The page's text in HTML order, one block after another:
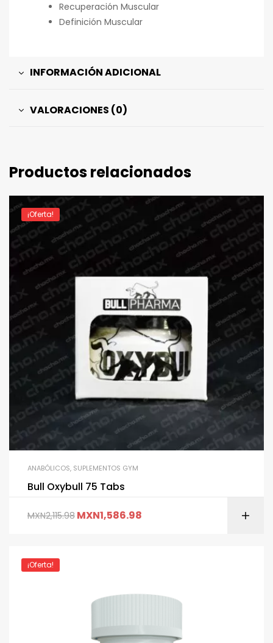
Recuperación Muscular
Definición Muscular
INFORMACIÓN ADICIONAL
VALORACIONES (0)
Productos relacionados
¡Oferta!
ANABÓLICOS, SUPLEMENTOS GYM
Bull Oxybull 75 Tabs
MXN2,115.98 MXN1,586.98
¡Oferta!